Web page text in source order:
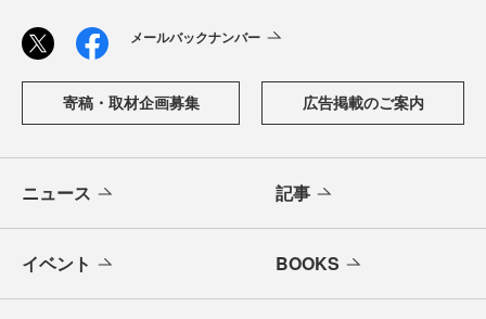
メールバックナンバー
寄稿・取材企画募集 広告掲載のご案内
ニュース 記事
イベント BOOKS